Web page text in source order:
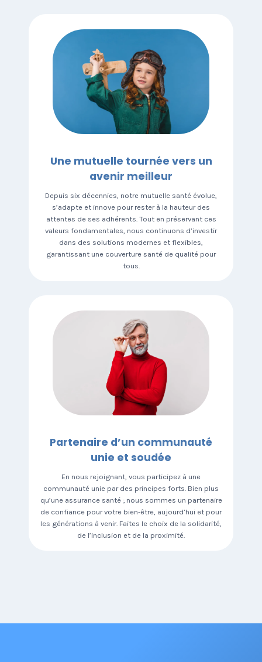
Une mutuelle tournée vers un
avenir meilleur
Depuis six décennies, notre mutuelle santé évolue,
s’adapte et innove pour rester à la hauteur des
attentes de ses adhérents. Tout en préservant ces
valeurs fondamentales, nous continuons d’investir
dans des solutions modernes et flexibles,
garantissant une couverture santé de qualité pour
tous.
Partenaire d’un communauté
unie et soudée
En nous rejoignant, vous participez à une
communauté unie par des principes forts. Bien plus
qu’une assurance santé ; nous sommes un partenaire
de confiance pour votre bien-être, aujourd’hui et pour
les générations à venir. Faites le choix de la solidarité,
de l’inclusion et de la proximité.